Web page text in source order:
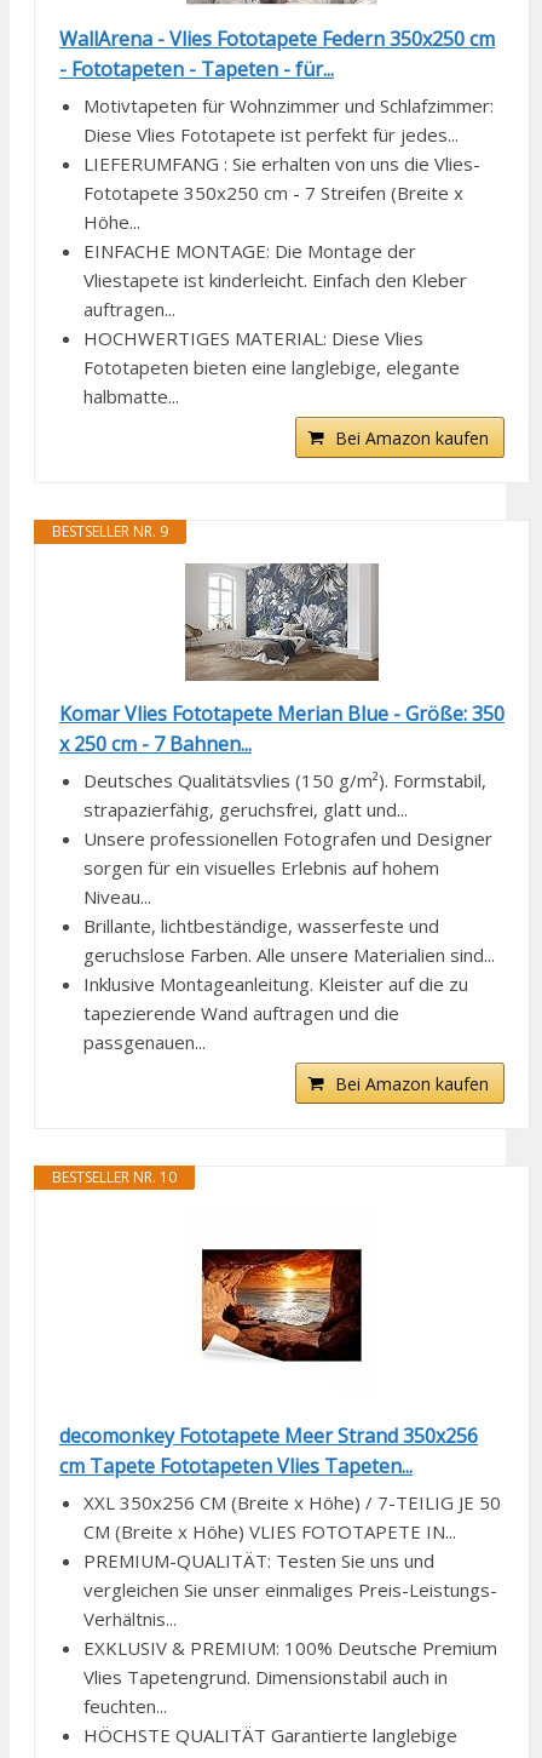
WallArena - Vlies Fototapete Federn 350x250 cm
- Fototapeten - Tapeten - für...
Motivtapeten für Wohnzimmer und Schlafzimmer:
Diese Vlies Fototapete ist perfekt für jedes...
LIEFERUMFANG : Sie erhalten von uns die Vlies-
Fototapete 350x250 cm - 7 Streifen (Breite x
Höhe...
EINFACHE MONTAGE: Die Montage der
Vliestapete ist kinderleicht. Einfach den Kleber
auftragen...
HOCHWERTIGES MATERIAL: Diese Vlies
Fototapeten bieten eine langlebige, elegante
halbmatte...
Bei Amazon kaufen
BESTSELLER NR. 9
Komar Vlies Fototapete Merian Blue - Größe: 350
x 250 cm - 7 Bahnen...
Deutsches Qualitätsvlies (150 g/m²). Formstabil,
strapazierfähig, geruchsfrei, glatt und...
Unsere professionellen Fotografen und Designer
sorgen für ein visuelles Erlebnis auf hohem
Niveau...
Brillante, lichtbeständige, wasserfeste und
geruchslose Farben. Alle unsere Materialien sind...
Inklusive Montageanleitung. Kleister auf die zu
tapezierende Wand auftragen und die
passgenauen...
Bei Amazon kaufen
BESTSELLER NR. 10
decomonkey Fototapete Meer Strand 350x256
cm Tapete Fototapeten Vlies Tapeten...
XXL 350x256 CM (Breite x Höhe) / 7-TEILIG JE 50
CM (Breite x Höhe) VLIES FOTOTAPETE IN...
PREMIUM-QUALITÄT: Testen Sie uns und
vergleichen Sie unser einmaliges Preis-Leistungs-
Verhältnis...
EXKLUSIV & PREMIUM: 100% Deutsche Premium
Vlies Tapetengrund. Dimensionstabil auch in
feuchten...
HÖCHSTE QUALITÄT Garantierte langlebige